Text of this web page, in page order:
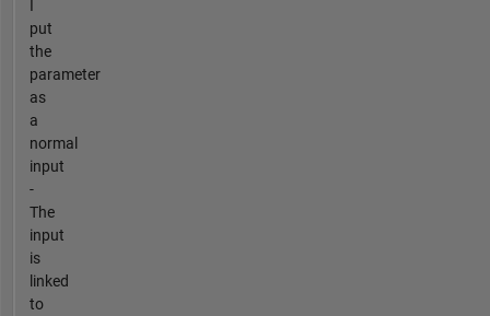
put
the
parameter
as
a
normal
input
-
The
input
is
linked
to